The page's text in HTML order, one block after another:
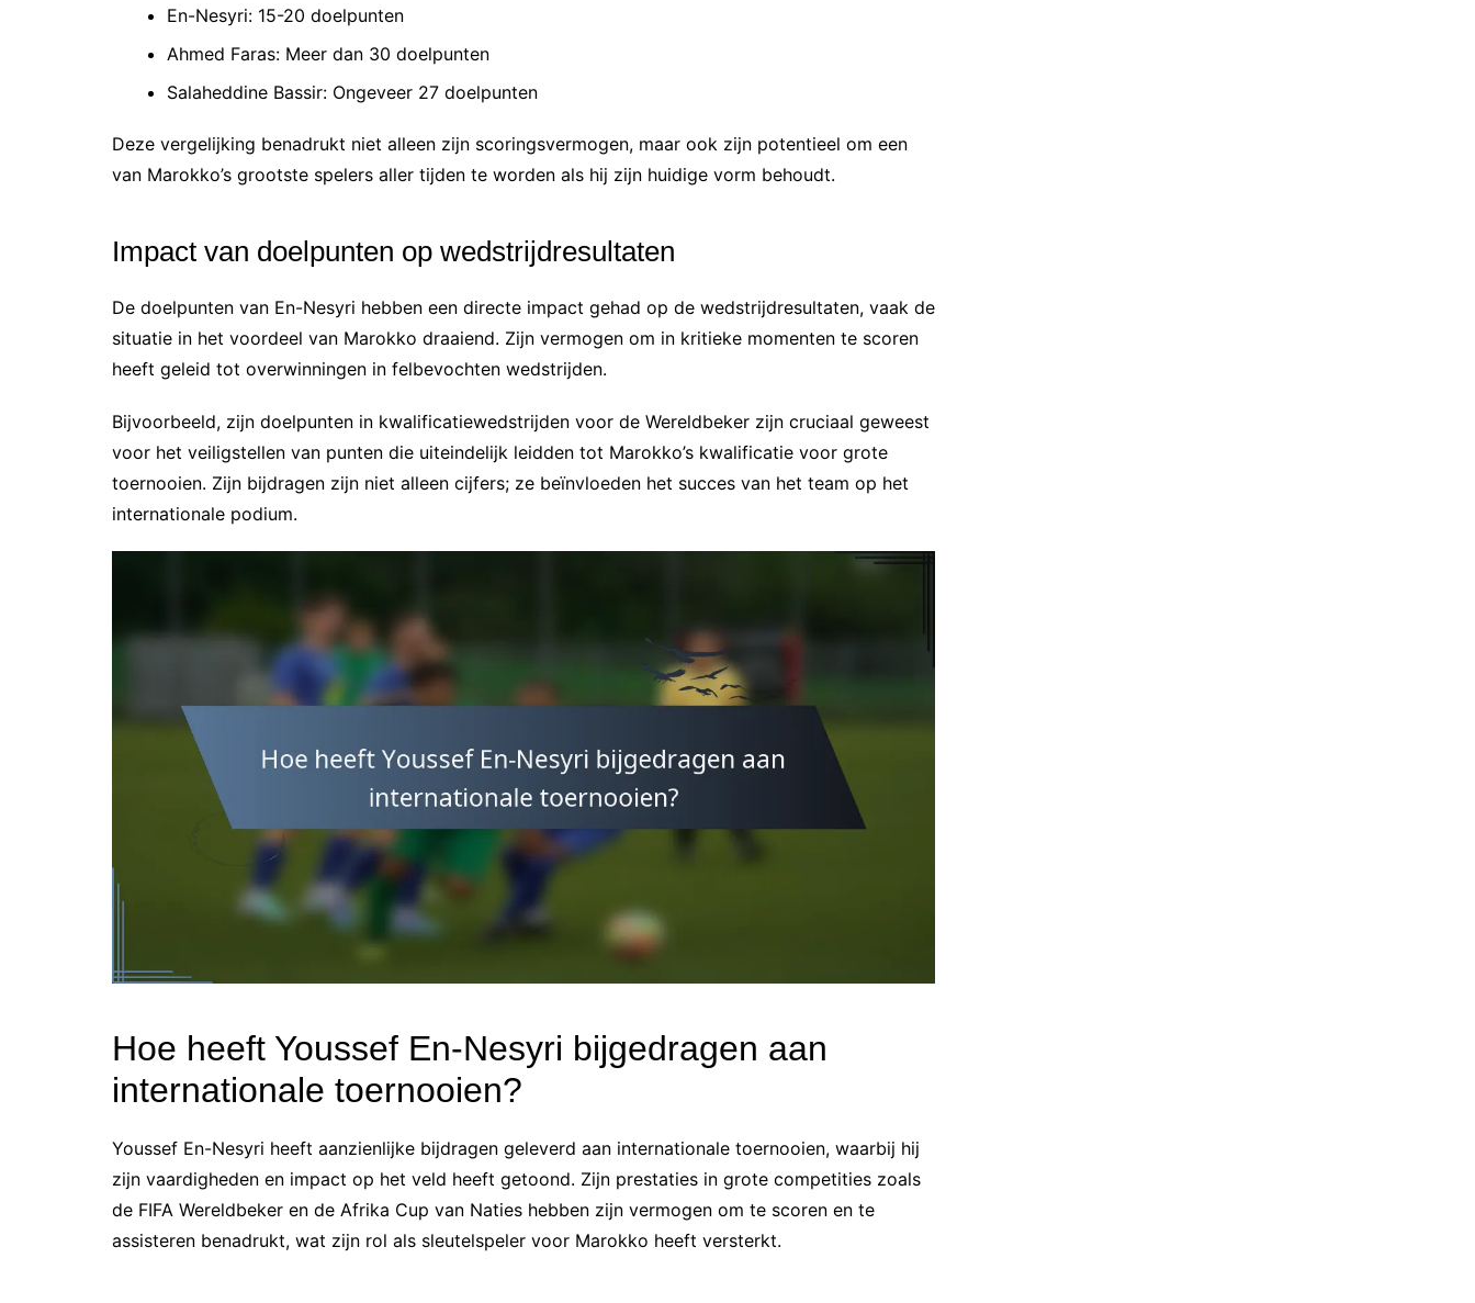
En-Nesyri: 15-20 doelpunten
Ahmed Faras: Meer dan 30 doelpunten
Salaheddine Bassir: Ongeveer 27 doelpunten
Deze vergelijking benadrukt niet alleen zijn scoringsvermogen, maar ook zijn potentieel om een
van Marokko’s grootste spelers aller tijden te worden als hij zijn huidige vorm behoudt.
Impact van doelpunten op wedstrijdresultaten
De doelpunten van En-Nesyri hebben een directe impact gehad op de wedstrijdresultaten, vaak de
situatie in het voordeel van Marokko draaiend. Zijn vermogen om in kritieke momenten te scoren
heeft geleid tot overwinningen in felbevochten wedstrijden.
Bijvoorbeeld, zijn doelpunten in kwalificatiewedstrijden voor de Wereldbeker zijn cruciaal geweest
voor het veiligstellen van punten die uiteindelijk leidden tot Marokko’s kwalificatie voor grote
toernooien. Zijn bijdragen zijn niet alleen cijfers; ze beïnvloeden het succes van het team op het
internationale podium.
Hoe heeft Youssef En-Nesyri bijgedragen aan
internationale toernooien?
Youssef En-Nesyri heeft aanzienlijke bijdragen geleverd aan internationale toernooien, waarbij hij
zijn vaardigheden en impact op het veld heeft getoond. Zijn prestaties in grote competities zoals
de FIFA Wereldbeker en de Afrika Cup van Naties hebben zijn vermogen om te scoren en te
assisteren benadrukt, wat zijn rol als sleutelspeler voor Marokko heeft versterkt.